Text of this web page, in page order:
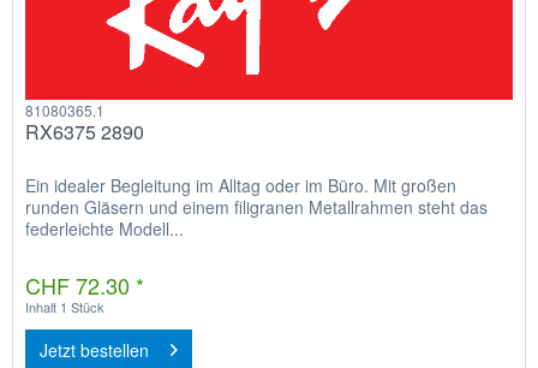
81080365.1
RX6375 2890
Ein idealer Begleitung im Alltag oder im Büro. Mit großen
runden Gläsern und einem filigranen Metallrahmen steht das
federleichte Modell...
CHF 72.30 *
Inhalt 1 Stück
Jetzt bestellen